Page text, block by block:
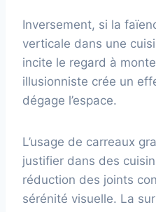
Inversement, si la
verticale dans une
incite le regard à
illusionniste crée un
dégage l’espace.
L’usage de carreaux
justifier dans des
réduction des joints
sérénité visuelle. La